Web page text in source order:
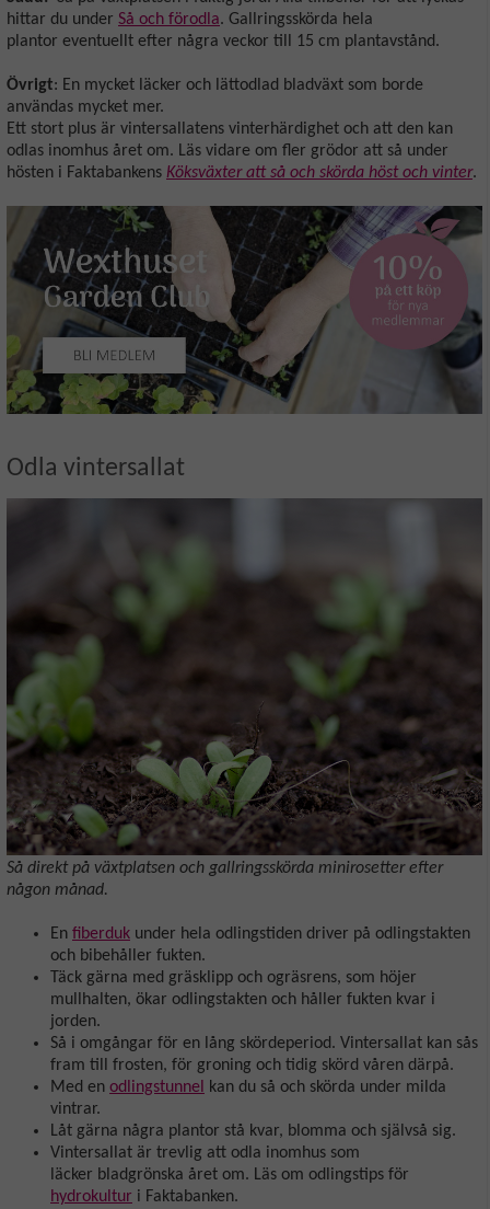
hittar du under Så och förodla. Gallringsskörda hela
plantor eventuellt efter några veckor till 15 cm plantavstånd.
Övrigt: En mycket läcker och lättodlad bladväxt som borde
användas mycket mer.
Ett stort plus är vintersallatens vinterhärdighet och att den kan
odlas inomhus året om. Läs vidare om fler grödor att så under
hösten i Faktabankens Köksväxter att så och skörda höst och vinter.
Odla vintersallat
Så direkt på växtplatsen och gallringsskörda minirosetter efter
någon månad.
En fiberduk under hela odlingstiden driver på odlingstakten
och bibehåller fukten.
Täck gärna med gräsklipp och ogräsrens, som höjer
mullhalten, ökar odlingstakten och håller fukten kvar i
jorden.
Så i omgångar för en lång skördeperiod. Vintersallat kan sås
fram till frosten, för groning och tidig skörd våren därpå.
Med en odlingstunnel
kan du så och skörda under milda
vintrar.
Låt gärna några plantor stå kvar, blomma och självså sig.
Vintersallat är trevlig att odla inomhus som
läcker bladgrönska året om. Läs om odlingstips för
hydrokultur i Faktabanken.